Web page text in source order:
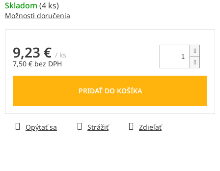
Skladom (4 ks)
Možnosti doručenia
9,23 € / ks
7,50 € bez DPH
Jednotková
PRIDAŤ DO KOŠÍKA
Opýtať sa Strážiť Zdieľať